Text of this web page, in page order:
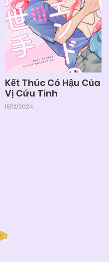
Kết Thúc Có Hậu Của
Vị Cứu Tinh
15/12/2024